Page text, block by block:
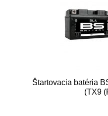
Štartovacia batéria
(TX9